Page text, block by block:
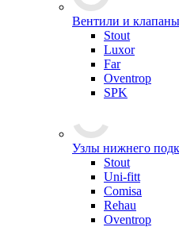
Вентили и
Stout
Luxor
Far
Oventrop
SPK
Узлы нижнего
Stout
Uni-fitt
Comisa
Rehau
Oventrop